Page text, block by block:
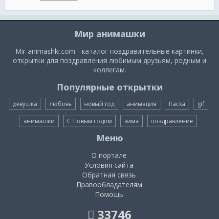
Мир анимашки
Mir-animashki.com - каталог поздравительные картинки,
открытки для поздравления любимым друзьям, родным и
коллегам.
Популярные открытки
девушка любовь новый год анимация Пасха gif
анимашки С Новым годом зима поздравление
Меню
О портале
Условия сайта
Обратная связь
Правообладателям
Помощь
33746